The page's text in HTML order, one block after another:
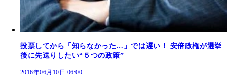
投票してから「知らなかった…」では遅い！ 安倍政権が選挙
後に先送りしたい“５つの政策”
2016年06月10日 06:00